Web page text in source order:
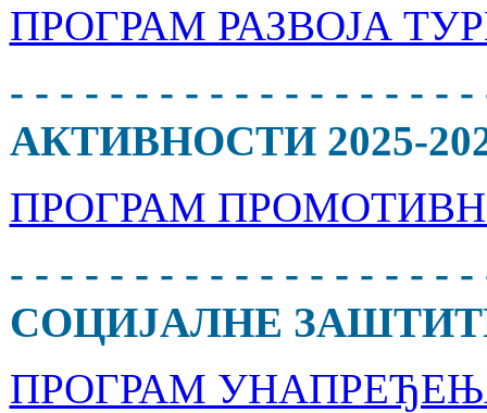
ПРОГРАМ РАЗВОЈА
- - - - - - - - - - - - - - - -
АКТИВНОСТИ 2025-
ПРОГРАМ
- - - - - - - - - - - - - - - -
СОЦИЈАЛНЕ ЗАШТИТЕ
ПРОГРАМ